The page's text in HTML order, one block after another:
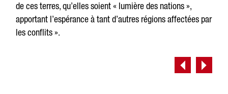
de ces terres, qu’elles soient « lumière des nations »,
apportant l’espérance à tant d’autres régions affectées par
les conflits ».